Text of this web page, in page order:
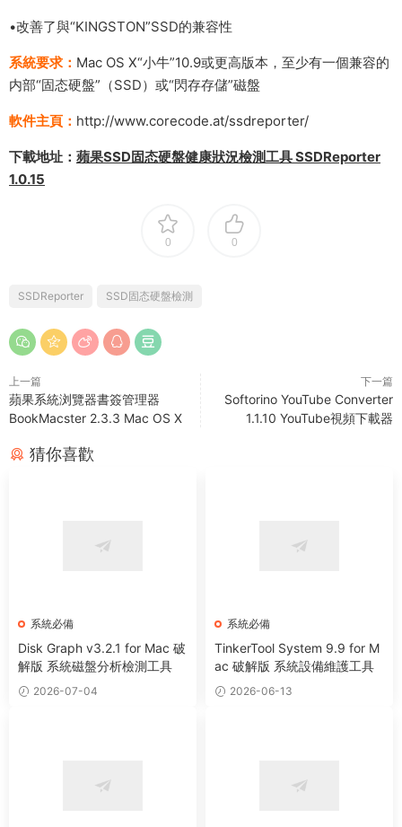
•改善了與“KINGSTON”SSD的兼容性
系統要求： Mac OS X“小牛”10.9或更高版本，至少有一個兼容的
内部“固态硬盤”（SSD）或“閃存存儲”磁盤
軟件主頁： http://www.corecode.at/ssdreporter/
下載地址： 蘋果SSD固态硬盤健康狀況檢測工具 SSDReporter
1.0.15
0 0
SSDReporter SSD固态硬盤檢測
上一篇
蘋果系統浏覽器書簽管理器
BookMacster 2.3.3 Mac OS X
下一篇
Softorino YouTube Converter
1.1.10 YouTube視頻下載器
猜你喜歡
系統必備
Disk Graph v3.2.1 for Mac 破
解版 系統磁盤分析檢測工具
2026-07-04
系統必備
TinkerTool System 9.9 for M
ac 破解版 系統設備維護工具
2026-06-13